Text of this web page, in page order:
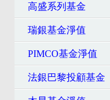
高盛系列基金
瑞銀基金淨值
PIMCO基金淨值
法銀巴黎投顧基金